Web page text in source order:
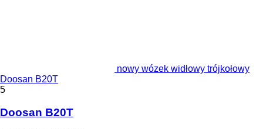
nowy wózek widłowy trójkołowy
Doosan B20T
5
Doosan B20T